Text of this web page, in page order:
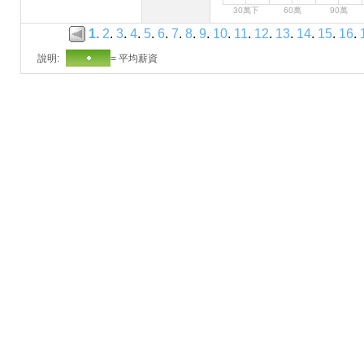
30萬下 60萬 90萬
1. 2. 3. 4. 5. 6. 7. 8. 9. 10. 11. 12. 13. 14. 15. 16.
說明: = 平均薪資